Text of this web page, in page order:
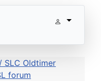
SLC Oldtimer
forum